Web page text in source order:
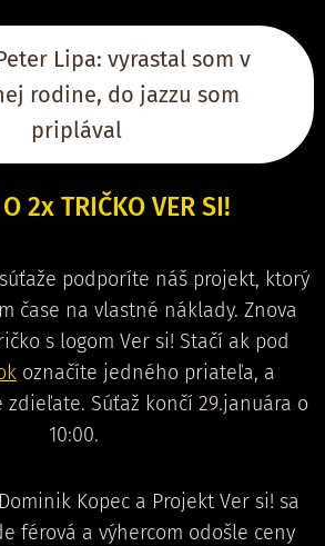
Lipa: vyrastal som v
rodine, do jazzu som
priplával
2x TRIČKO VER SI!
podporíte náš projekt, ktorý
čase na vlastné náklady. Znova
s logom Ver si! Stačí ak pod
označíte jedného priateľa, a
zdieľate. Súťaž končí 29.januára o
10:00.
Kopec a Projekt Ver si! sa
férová a výhercom odošle ceny